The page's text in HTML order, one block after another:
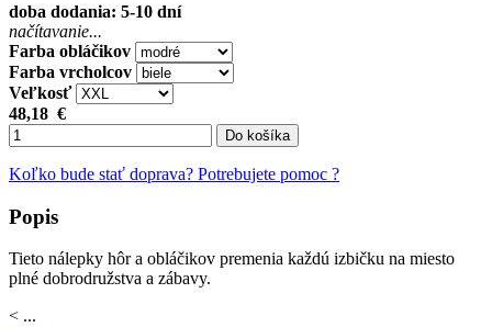
doba dodania: 5-10 dní
načítavanie...
Farba obláčikov
Farba vrcholcov
Veľkosť
48,18 €
Do košíka
Koľko bude stať doprava? Potrebujete pomoc ?
Popis
Tieto nálepky hôr a obláčikov premenia každú izbičku na miesto
plné dobrodružstva a zábavy.
< ...